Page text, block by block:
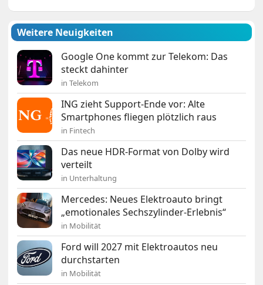
Weitere Neuigkeiten
Google One kommt zur Telekom: Das
steckt dahinter
in Telekom
ING zieht Support-Ende vor: Alte
Smartphones fliegen plötzlich raus
in Fintech
Das neue HDR-Format von Dolby wird
verteilt
in Unterhaltung
Mercedes: Neues Elektroauto bringt
„emotionales Sechszylinder-Erlebnis“
in Mobilität
Ford will 2027 mit Elektroautos neu
durchstarten
in Mobilität